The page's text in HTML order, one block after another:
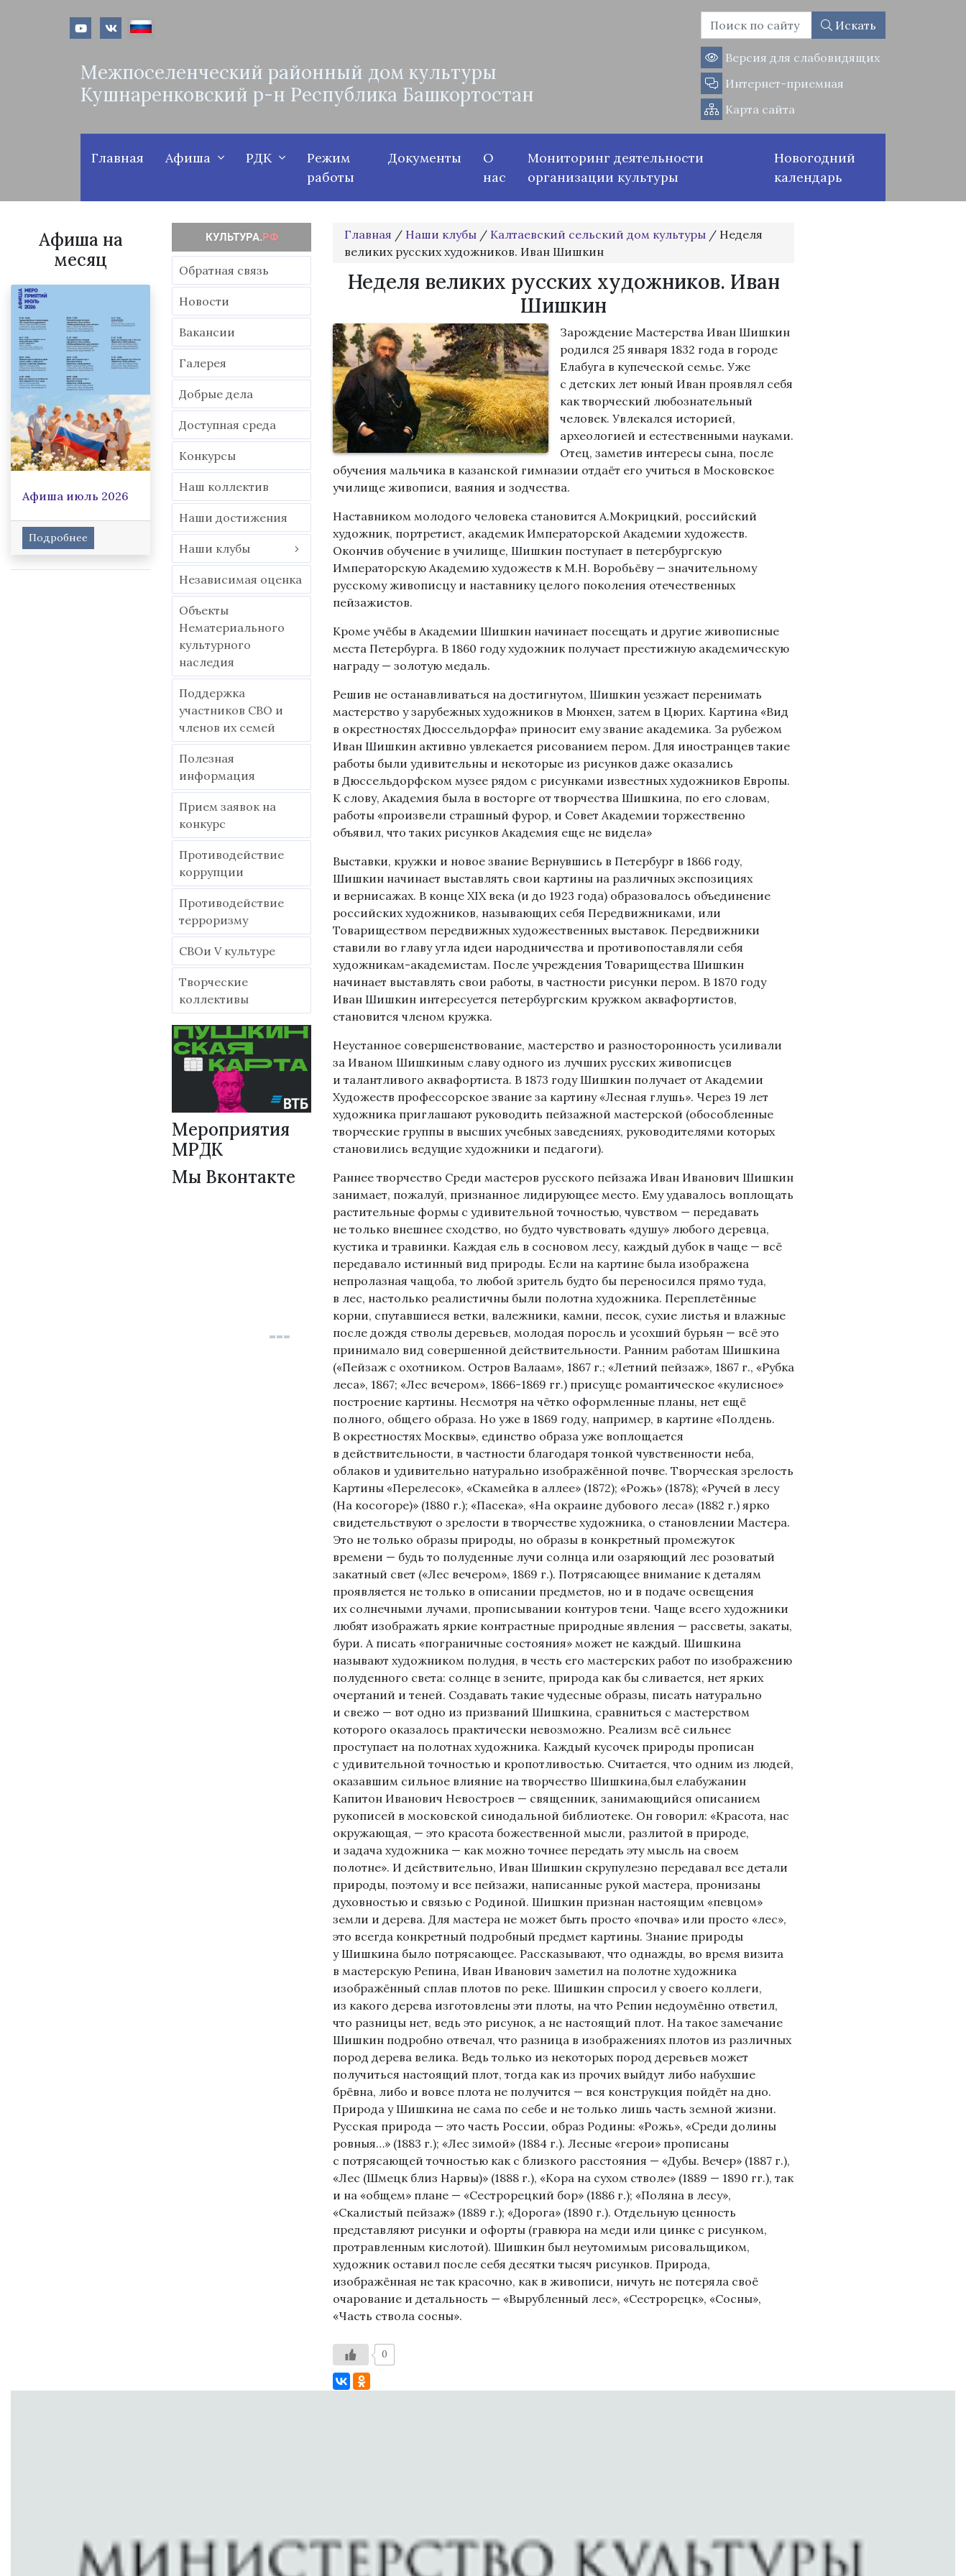
Искать
Межпоселенческий районный дом культуры
Кушнаренковский р-н Республика Башкортостан
Версия для слабовидящих
Интернет-приемная
Карта сайта
Главная Афиша РДК
Режим
работы
Документы
О
нас
Мониторинг деятельности
организации культуры
Новогодний
календарь
Афиша на
месяц
Афиша июль 2026
Подробнее
Обратная связь
Новости
Вакансии
Гaлерея
Добрые дела
Доступная среда
Конкурсы
Наш коллектив
Наши достижения
Наши клубы
Независимая оценка
Объекты
Нематериального
культурного
наследия
Поддержка
участников СВО и
членов их семей
Полезная
информация
Прием заявок на
конкурс
Противодействие
коррупции
Противодействие
терроризму
СВОи V культуре
Творческие
коллективы
Мероприятия
МРДК
Мы Вконтакте
Главная / Наши клубы / Калтаевский сельский дом культуры / Неделя
великих русских художников. Иван Шишкин
Неделя великих русских художников. Иван
Шишкин
Зарождение Мастерства Иван Шишкин
родился 25 января 1832 года в городе
Елабуга в купеческой семье. Уже
с детских лет юный Иван проявлял себя
как творческий любознательный
человек. Увлекался историей,
археологией и естественными науками.
Отец, заметив интересы сына, после
обучения мальчика в казанской гимназии отдаёт его учиться в Московское
училище живописи, ваяния и зодчества.
Наставником молодого человека становится А.Мокрицкий, российский
художник, портретист, академик Императорской Академии художеств.
Окончив обучение в училище, Шишкин поступает в петербургскую
Императорскую Академию художеств к М.Н. Воробьёву — значительному
русскому живописцу и наставнику целого поколения отечественных
пейзажистов.
Кроме учёбы в Академии Шишкин начинает посещать и другие живописные
места Петербурга. В 1860 году художник получает престижную академическую
награду — золотую медаль.
Решив не останавливаться на достигнутом, Шишкин уезжает перенимать
мастерство у зарубежных художников в Мюнхен, затем в Цюрих. Картина «Вид
в окрестностях Дюссельдорфа» приносит ему звание академика. За рубежом
Иван Шишкин активно увлекается рисованием пером. Для иностранцев такие
работы были удивительны и некоторые из рисунков даже оказались
в Дюссельдорфском музее рядом с рисунками известных художников Европы.
К слову, Академия была в восторге от творчества Шишкина, по его словам,
работы «произвели страшный фурор, и Совет Академии торжественно
объявил, что таких рисунков Академия еще не видела»
Выставки, кружки и новое звание Вернувшись в Петербург в 1866 году,
Шишкин начинает выставлять свои картины на различных экспозициях
и вернисажах. В конце XIX века (и до 1923 года) образовалось объединение
российских художников, называющих себя Передвижниками, или
Товариществом передвижных художественных выставок. Передвижники
ставили во главу угла идеи народничества и противопоставляли себя
художникам-академистам. После учреждения Товарищества Шишкин
начинает выставлять свои работы, в частности рисунки пером. В 1870 году
Иван Шишкин интересуется петербургским кружком аквафортистов,
становится членом кружка.
Неустанное совершенствование, мастерство и разносторонность усиливали
за Иваном Шишкиным славу одного из лучших русских живописцев
и талантливого аквафортиста. В 1873 году Шишкин получает от Академии
Художеств профессорское звание за картину «Лесная глушь». Через 19 лет
художника приглашают руководить пейзажной мастерской (обособленные
творческие группы в высших учебных заведениях, руководителями которых
становились ведущие художники и педагоги).
Раннее творчество Среди мастеров русского пейзажа Иван Иванович Шишкин
занимает, пожалуй, признанное лидирующее место. Ему удавалось воплощать
растительные формы с удивительной точностью, чувством — передавать
не только внешнее сходство, но будто чувствовать «душу» любого деревца,
кустика и травинки. Каждая ель в сосновом лесу, каждый дубок в чаще — всё
передавало истинный вид природы. Если на картине была изображена
непролазная чащоба, то любой зритель будто бы переносился прямо туда,
в лес, настолько реалистичны были полотна художника. Переплетённые
корни, спутавшиеся ветки, валежники, камни, песок, сухие листья и влажные
после дождя стволы деревьев, молодая поросль и усохший бурьян — всё это
принимало вид совершенной действительности. Ранним работам Шишкина
(«Пейзаж с охотником. Остров Валаам», 1867 г.; «Летний пейзаж», 1867 г., «Рубка
леса», 1867; «Лес вечером», 1866-1869 гг.) присуще романтическое «кулисное»
построение картины. Несмотря на чётко оформленные планы, нет ещё
полного, общего образа. Но уже в 1869 году, например, в картине «Полдень.
В окрестностях Москвы», единство образа уже воплощается
в действительности, в частности благодаря тонкой чувственности неба,
облаков и удивительно натурально изображённой почве. Творческая зрелость
Картины «Перелесок», «Скамейка в аллее» (1872); «Рожь» (1878); «Ручей в лесу
(На косогоре)» (1880 г.); «Пасека», «На окраине дубового леса» (1882 г.) ярко
свидетельствуют о зрелости в творчестве художника, о становлении Мастера.
Это не только образы природы, но образы в конкретный промежуток
времени — будь то полуденные лучи солнца или озаряющий лес розоватый
закатный свет («Лес вечером», 1869 г.). Потрясающее внимание к деталям
проявляется не только в описании предметов, но и в подаче освещения
их солнечными лучами, прописывании контуров тени. Чаще всего художники
любят изображать яркие контрастные природные явления — рассветы, закаты,
бури. А писать «пограничные состояния» может не каждый. Шишкина
называют художником полудня, в честь его мастерских работ по изображению
полуденного света: солнце в зените, природа как бы сливается, нет ярких
очертаний и теней. Создавать такие чудесные образы, писать натурально
и свежо — вот одно из призваний Шишкина, сравниться с мастерством
которого оказалось практически невозможно. Реализм всё сильнее
проступает на полотнах художника. Каждый кусочек природы прописан
с удивительной точностью и кропотливостью. Считается, что одним из людей,
оказавшим сильное влияние на творчество Шишкина,был елабужанин
Капитон Иванович Невостроев — священник, занимающийся описанием
рукописей в московской синодальной библиотеке. Он говорил: «Красота, нас
окружающая, — это красота божественной мысли, разлитой в природе,
и задача художника — как можно точнее передать эту мысль на своем
полотне». И действительно, Иван Шишкин скрупулезно передавал все детали
природы, поэтому и все пейзажи, написанные рукой мастера, пронизаны
духовностью и связью с Родиной. Шишкин признан настоящим «певцом»
земли и дерева. Для мастера не может быть просто «почва» или просто «лес»,
это всегда конкретный подробный предмет картины. Знание природы
у Шишкина было потрясающее. Рассказывают, что однажды, во время визита
в мастерскую Репина, Иван Иванович заметил на полотне художника
изображённый сплав плотов по реке. Шишкин спросил у своего коллеги,
из какого дерева изготовлены эти плоты, на что Репин недоумённо ответил,
что разницы нет, ведь это рисунок, а не настоящий плот. На такое замечание
Шишкин подробно отвечал, что разница в изображениях плотов из различных
пород дерева велика. Ведь только из некоторых пород деревьев может
получиться настоящий плот, тогда как из прочих выйдут либо набухшие
брёвна, либо и вовсе плота не получится — вся конструкция пойдёт на дно.
Природа у Шишкина не сама по себе и не только лишь часть земной жизни.
Русская природа — это часть России, образ Родины: «Рожь», «Среди долины
ровныя…» (1883 г.); «Лес зимой» (1884 г.). Лесные «герои» прописаны
с потрясающей точностью как с близкого расстояния — «Дубы. Вечер» (1887 г.),
«Лес (Шмецк близ Нарвы)» (1888 г.), «Кора на сухом стволе» (1889 — 1890 гг.), так
и на «общем» плане — «Сестрорецкий бор» (1886 г.); «Поляна в лесу»,
«Скалистый пейзаж» (1889 г.); «Дорога» (1890 г.). Отдельную ценность
представляют рисунки и офорты (гравюра на меди или цинке с рисунком,
протравленным кислотой). Шишкин был неутомимым рисовальщиком,
художник оставил после себя десятки тысяч рисунков. Природа,
изображённая не так красочно, как в живописи, ничуть не потеряла своё
очарование и детальность — «Вырубленный лес», «Сестрорецк», «Сосны»,
«Часть ствола сосны».
0